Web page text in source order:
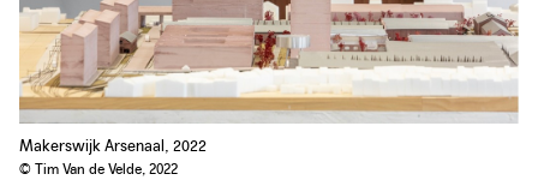
Makerswijk Arsenaal, 2022
© Tim Van de Velde, 2022